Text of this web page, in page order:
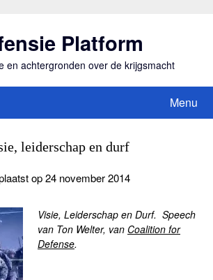
Platform
en achtergronden over de krijgsmacht
Menu
leiderschap en durf
op 24 november 2014
Visie, Leiderschap en Durf. Speech
van Ton Welter, van Coalition for
Defense.